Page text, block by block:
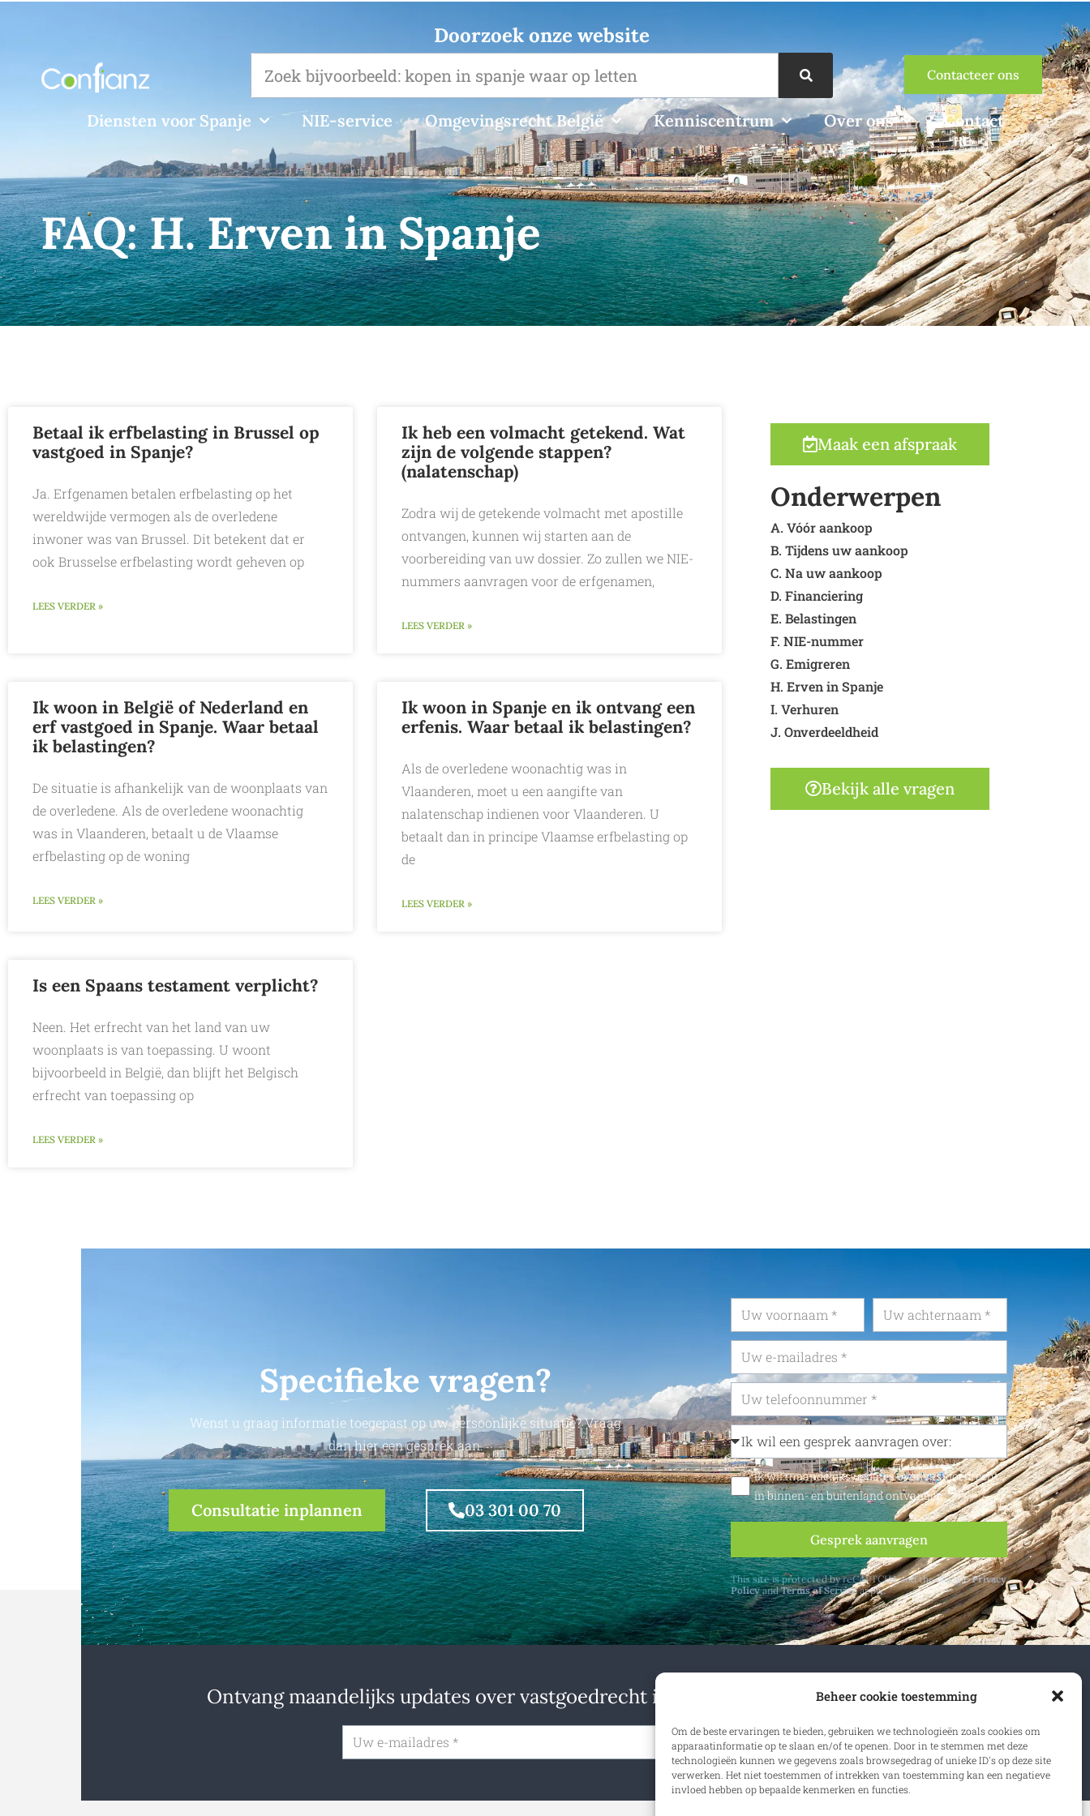
Beheer cookie toestemming
Om de beste ervaringen te bieden, gebruiken we technologieën zoals cookies om
apparaatinformatie op te slaan en/of te openen. Door in te stemmen met deze
technologieën kunnen we gegevens zoals browsegedrag of unieke ID's op deze site
verwerken. Het niet toestemmen of intrekken van toestemming kan een negatieve
invloed hebben op bepaalde kenmerken en functies.
Doorzoek onze website
Contacteer ons
Diensten voor Spanje NIE-service Omgevingsrecht België Kenniscentrum Over ons Contact
FAQ:H. Erven in Spanje
Betaal ik erfbelasting in Brussel op
vastgoed in Spanje?
Ja. Erfgenamen betalen erfbelasting op het
wereldwijde vermogen als de overledene
inwoner was van Brussel. Dit betekent dat er
ook Brusselse erfbelasting wordt geheven op
LEES VERDER »
Ik heb een volmacht getekend. Wat
zijn de volgende stappen?
(nalatenschap)
Zodra wij de getekende volmacht met apostille
ontvangen, kunnen wij starten aan de
voorbereiding van uw dossier. Zo zullen we NIE-
nummers aanvragen voor de erfgenamen,
LEES VERDER »
Ik woon in België of Nederland en
erf vastgoed in Spanje. Waar betaal
ik belastingen?
De situatie is afhankelijk van de woonplaats van
de overledene. Als de overledene woonachtig
was in Vlaanderen, betaalt u de Vlaamse
erfbelasting op de woning
LEES VERDER »
Ik woon in Spanje en ik ontvang een
erfenis. Waar betaal ik belastingen?
Als de overledene woonachtig was in
Vlaanderen, moet u een aangifte van
nalatenschap indienen voor Vlaanderen. U
betaalt dan in principe Vlaamse erfbelasting op
de
LEES VERDER »
Is een Spaans testament verplicht?
Neen. Het erfrecht van het land van uw
woonplaats is van toepassing. U woont
bijvoorbeeld in België, dan blijft het Belgisch
erfrecht van toepassing op
LEES VERDER »
Maak een afspraak
Onderwerpen
A. Vóór aankoop
B. Tijdens uw aankoop
C. Na uw aankoop
D. Financiering
E. Belastingen
F. NIE-nummer
G. Emigreren
H. Erven in Spanje
I. Verhuren
J. Onverdeeldheid
Bekijk alle vragen
Specifieke vragen?
Wenst u graag informatie toegepast op uw persoonlijke situatie? Vraag
dan hier een gesprek aan.
Consultatie inplannen 03 301 00 70
Ik wil maandelijks updates over vastgoedrecht
in binnen- en buitenland ontvangen
Gesprek aanvragen
This site is protected by reCAPTCHA and the GooglePrivacy
PolicyandTerms of Serviceapply.
Ontvang maandelijks updates over vastgoedrecht in binnen- en buitenland.
Inschrijven